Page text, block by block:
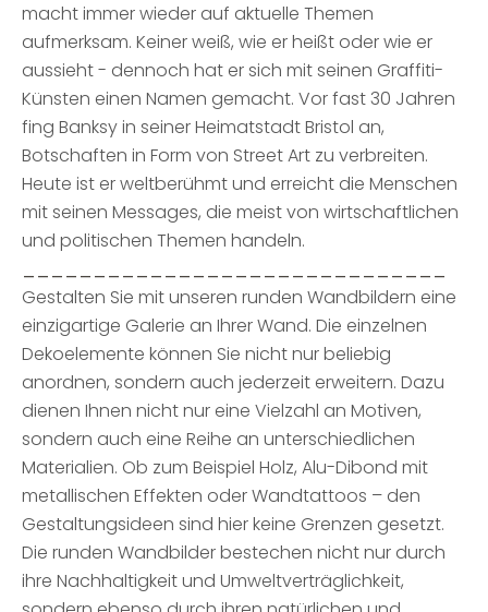
macht immer wieder auf aktuelle Themen
aufmerksam. Keiner weiß, wie er heißt oder wie er
aussieht - dennoch hat er sich mit seinen Graffiti-
Künsten einen Namen gemacht. Vor fast 30 Jahren
fing Banksy in seiner Heimatstadt Bristol an,
Botschaften in Form von Street Art zu verbreiten.
Heute ist er weltberühmt und erreicht die Menschen
mit seinen Messages, die meist von wirtschaftlichen
und politischen Themen handeln.
Gestalten Sie mit unseren runden Wandbildern eine
einzigartige Galerie an Ihrer Wand. Die einzelnen
Dekoelemente können Sie nicht nur beliebig
anordnen, sondern auch jederzeit erweitern. Dazu
dienen Ihnen nicht nur eine Vielzahl an Motiven,
sondern auch eine Reihe an unterschiedlichen
Materialien. Ob zum Beispiel Holz, Alu-Dibond mit
metallischen Effekten oder Wandtattoos – den
Gestaltungsideen sind hier keine Grenzen gesetzt.
Die runden Wandbilder bestechen nicht nur durch
ihre Nachhaltigkeit und Umweltverträglichkeit,